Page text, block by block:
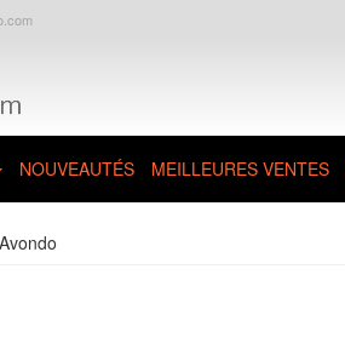
NOUVEAUTÉS MEILLEURES VENTES